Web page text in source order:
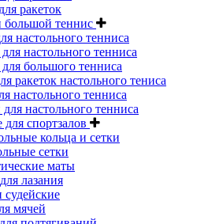
ракеток
теннис
настольного тенниса
настольного тенниса
большого тенниса
ракеток настольного тениса
настольного тенниса
настольного тенниса
спортзалов
кольца и сетки
сетки
маты
лазания
судейские
мячей